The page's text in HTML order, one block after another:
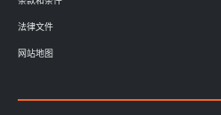
法律文件
网站地图